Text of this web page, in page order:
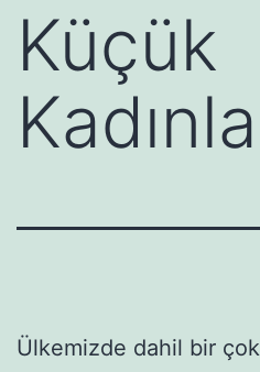
Küçük
Ülkemizde dahil bir